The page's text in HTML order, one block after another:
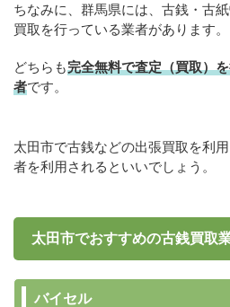
ちなみに、群馬県には、古銭・古
買取を行っている業者があります。
どちらも完全無料で査定（買取）
者です。
太田市で古銭などの出張買取を利
者を利用されるといいでしょう。
太田市でおすすめの古銭買取
バイセル